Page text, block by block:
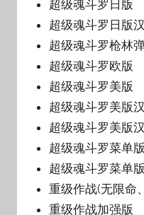
超级魂斗罗日版
超级魂斗罗日版
超级魂斗罗枪林
超级魂斗罗欧版
超级魂斗罗美版
超级魂斗罗美版
超级魂斗罗美版
超级魂斗罗菜单
超级魂斗罗菜单
重级作战(无限命
重级作战加强版